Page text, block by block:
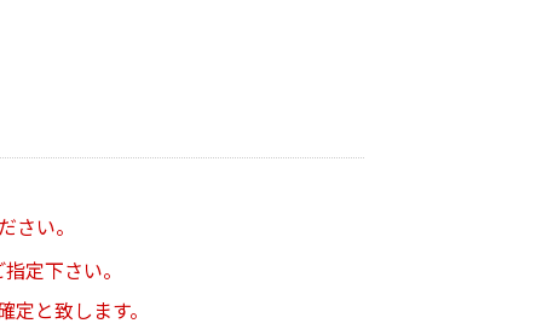
い。
定下さい。
と致します。